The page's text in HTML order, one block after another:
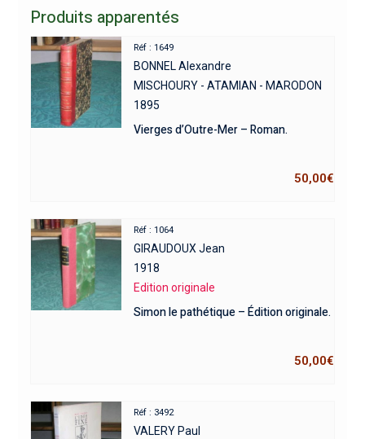
Produits apparentés
Réf : 1649
BONNEL Alexandre
MISCHOURY - ATAMIAN - MARODON
1895
Vierges d’Outre-Mer – Roman.
50,00€
Réf : 1064
GIRAUDOUX Jean
1918
Edition originale
Simon le pathétique – Édition originale.
50,00€
Réf : 3492
VALERY Paul